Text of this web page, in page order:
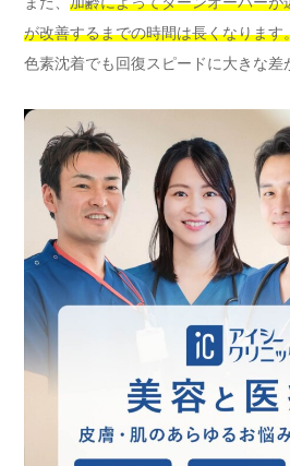
が改善するまでの時間は長くなります
色素沈着でも回復スピードに大きな差